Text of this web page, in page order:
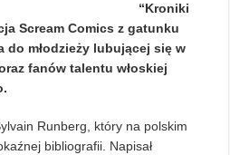
“Kroniki
Scream Comics z gatunku
do młodzieży lubującej się w
fanów talentu włoskiej
Runberg, który na polskim
bibliografii. Napisał